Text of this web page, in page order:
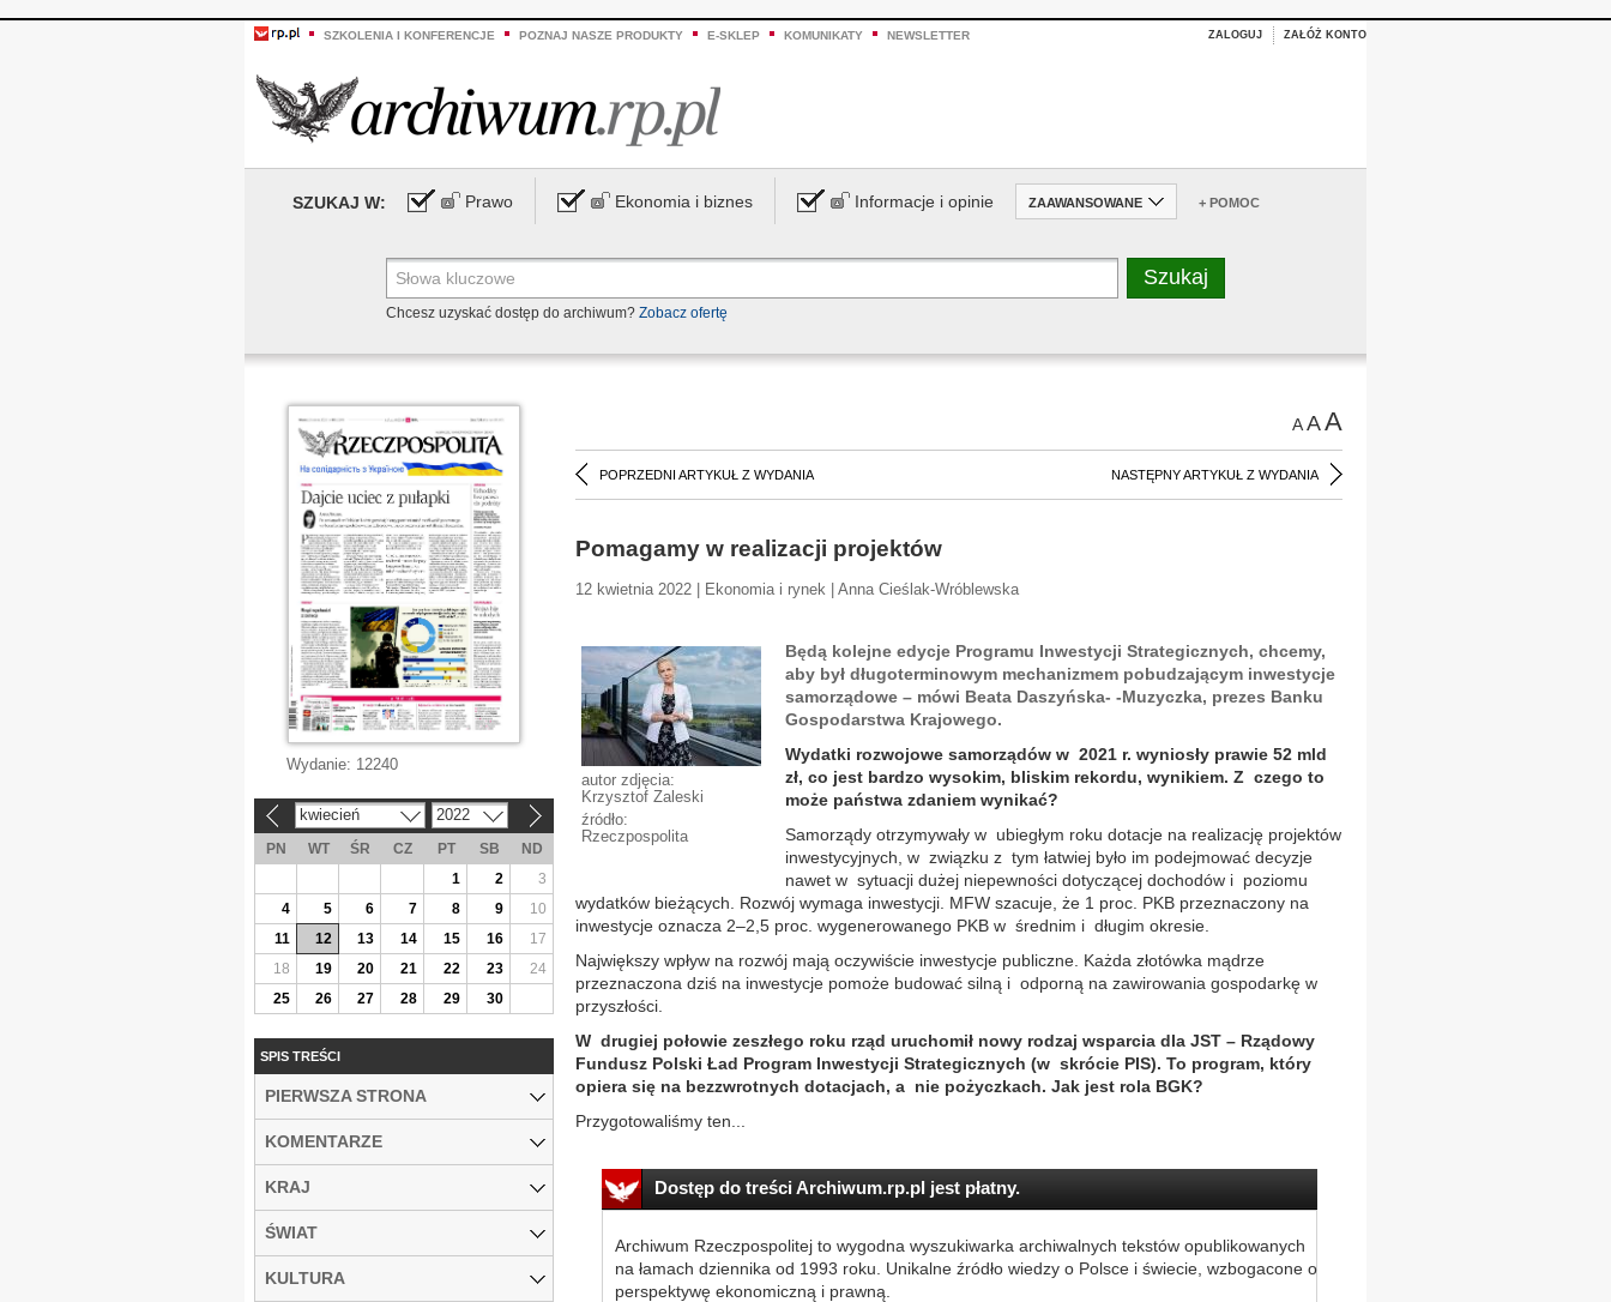
SZKOLENIA I KONFERENCJE POZNAJ NASZE PRODUKTY E-SKLEP KOMUNIKATY NEWSLETTER ZALOGUJ ZAŁÓŻ KONTO
SZUKAJ W: Prawo Ekonomia i biznes Informacje i opinie ZAAWANSOWANE + POMOC
Chcesz uzyskać dostęp do archiwum? Zobacz ofertę
AAA
POPRZEDNI ARTYKUŁ Z WYDANIA NASTĘPNY ARTYKUŁ Z WYDANIA
Pomagamy w realizacji projektów
12 kwietnia 2022 | Ekonomia i rynek | Anna Cieślak-Wróblewska
autor zdjęcia:
Krzysztof Zaleski
źródło:
Rzeczpospolita
Będą kolejne edycje Programu Inwestycji Strategicznych, chcemy,
aby był długoterminowym mechanizmem pobudzającym inwestycje
samorządowe – mówi Beata Daszyńska- -Muzyczka, prezes Banku
Gospodarstwa Krajowego.
Wydatki rozwojowe samorządów w 2021 r. wyniosły prawie 52 mld
zł, co jest bardzo wysokim, bliskim rekordu, wynikiem. Z czego to
może państwa zdaniem wynikać?
Samorządy otrzymywały w ubiegłym roku dotacje na realizację projektów
inwestycyjnych, w związku z tym łatwiej było im podejmować decyzje
nawet w sytuacji dużej niepewności dotyczącej dochodów i poziomu
wydatków bieżących. Rozwój wymaga inwestycji. MFW szacuje, że 1 proc. PKB przeznaczony na
inwestycje oznacza 2–2,5 proc. wygenerowanego PKB w średnim i długim okresie.
Największy wpływ na rozwój mają oczywiście inwestycje publiczne. Każda złotówka mądrze
przeznaczona dziś na inwestycje pomoże budować silną i odporną na zawirowania gospodarkę w
przyszłości.
W drugiej połowie zeszłego roku rząd uruchomił nowy rodzaj wsparcia dla JST – Rządowy
Fundusz Polski Ład Program Inwestycji Strategicznych (w skrócie PIS). To program, który
opiera się na bezzwrotnych dotacjach, a nie pożyczkach. Jak jest rola BGK?
Przygotowaliśmy ten...
Dostęp do treści Archiwum.rp.pl jest płatny.
Archiwum Rzeczpospolitej to wygodna wyszukiwarka archiwalnych tekstów opublikowanych
na łamach dziennika od 1993 roku. Unikalne źródło wiedzy o Polsce i świecie, wzbogacone o
perspektywę ekonomiczną i prawną.
Wydanie: 12240
kwiecień 2022
PN WT ŚR CZ PT SB
ND
1
2
3
4
5 6 7 8 9
10
11
12 13 14 15 16
17
18
19 20 21 22 23
24
25
26 27 28 29 30
SPIS TREŚCI
PIERWSZA STRONA
KOMENTARZE
KRAJ
ŚWIAT
KULTURA